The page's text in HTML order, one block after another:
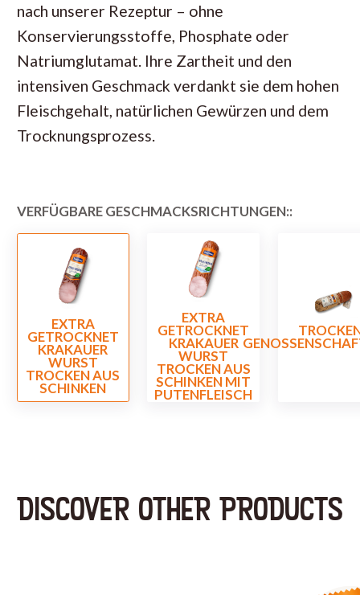
nach unserer Rezeptur – ohne
Konservierungsstoffe, Phosphate oder
Natriumglutamat. Ihre Zartheit und den
intensiven Geschmack verdankt sie dem hohen
Fleischgehalt, natürlichen Gewürzen und dem
Trocknungsprozess.
VERFÜGBARE GESCHMACKSRICHTUNGEN::
EXTRA
GETROCKNET
KRAKAUER
WURST
TROCKEN AUS
SCHINKEN
EXTRA
GETROCKNET
KRAKAUER
WURST
TROCKEN AUS
SCHINKEN MIT
PUTENFLEISCH
DISCOVER OTHER PRODUCTS